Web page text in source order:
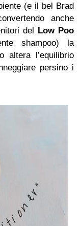
(e il bel Brad
anche
del
Low Poo
shampoo) la
altera l’equilibrio
persino i